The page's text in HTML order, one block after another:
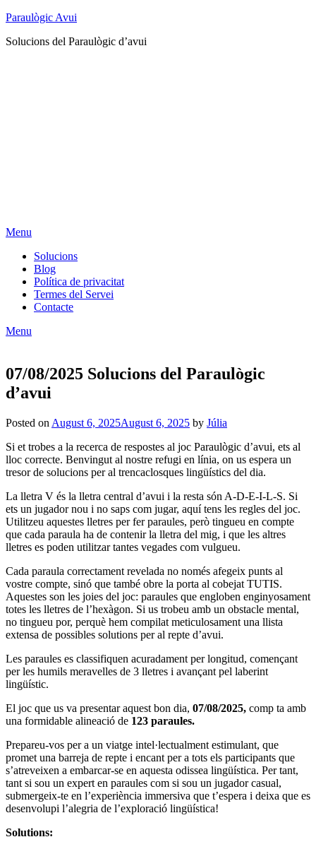
Paraulògic Avui
Solucions del Paraulògic d’avui
Menu
Solucions
Blog
Política de privacitat
Termes del Servei
Contacte
Menu
07/08/2025 Solucions del Paraulògic
d’avui
Posted on August 6, 2025August 6, 2025 by Júlia
Si et trobes a la recerca de respostes al joc Paraulògic d’avui, ets al
lloc correcte. Benvingut al nostre refugi en línia, on us espera un
tresor de solucions per al trencaclosques lingüístics del dia.
La lletra V és la lletra central d’avui i la resta són A-D-E-I-L-S. Si
ets un jugador nou i no saps com jugar, aquí tens les regles del joc.
Utilitzeu aquestes lletres per fer paraules, però tingueu en compte
que cada paraula ha de contenir la lletra del mig, i que les altres
lletres es poden utilitzar tantes vegades com vulgueu.
Cada paraula correctament revelada no només afegeix punts al
vostre compte, sinó que també obre la porta al cobejat TUTIS.
Aquestes son les joies del joc: paraules que engloben enginyosament
totes les lletres de l’hexàgon. Si us trobeu amb un obstacle mental,
no tingueu por, perquè hem compilat meticulosament una llista
extensa de possibles solutions per al repte d’avui.
Les paraules es classifiquen acuradament per longitud, començant
per les humils meravelles de 3 lletres i avançant pel laberint
lingüístic.
El joc que us va presentar aquest bon dia, 07/08/2025, comp ta amb
una formidable alineació de 123 paraules.
Prepareu-vos per a un viatge intel·lectualment estimulant, que
promet una barreja de repte i encant per a tots els participants que
s’atreveixen a embarcar-se en aquesta odissea lingüística. Per tant,
tant si sou un expert en paraules com si sou un jugador casual,
submergeix-te en l’experiència immersiva que t’espera i deixa que es
desenvolupi l’alegria de l’exploració lingüística!
Solutions: